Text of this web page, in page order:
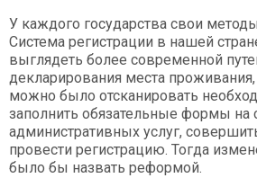
У каждого государства свои
Система регистрации в нашей
выглядеть более современной
декларирования места
можно было отсканировать
заполнить обязательные формы на
административных услуг,
провести регистрацию. Тогда
было бы назвать реформой.